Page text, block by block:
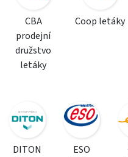
CBA
prodejní
družstvo
letáky
Coop letáky
DITON
ESO